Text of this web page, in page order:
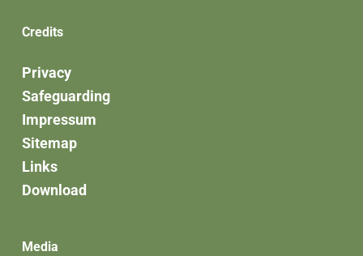
Credits
Privacy
Safeguarding
Impressum
Sitemap
Links
Download
Media